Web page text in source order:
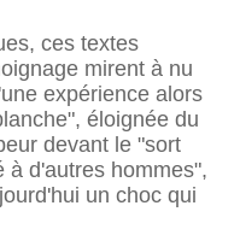
ces textes
mirent à nu
expérience alors
éloignée du
devant le "sort
à d'autres hommes",
un choc qui